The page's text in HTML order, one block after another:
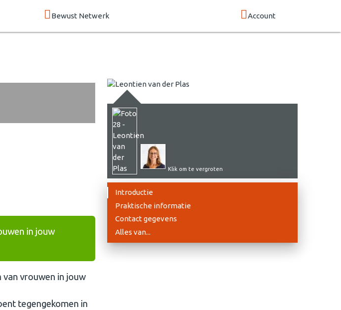
Bewust Netwerk Account
in jouw
vrouwen in jouw
tegengekomen in
Klik om te vergroten
Introductie
Praktische informatie
Contact gegevens
Alles van...